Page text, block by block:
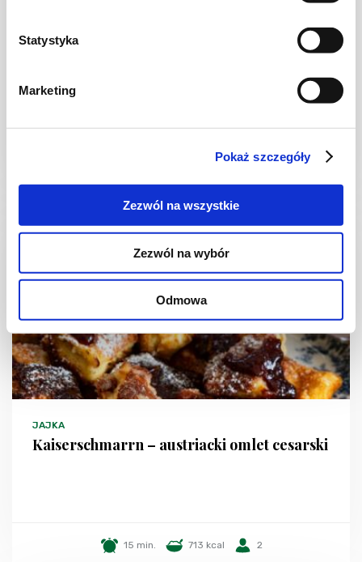
Statystyka
Marketing
Pokaż szczegóły
Zezwól na wszystkie
Zezwól na wybór
Odmowa
JAJKA
Kaiserschmarrn – austriacki omlet cesarski
15 min. 713 kcal 2